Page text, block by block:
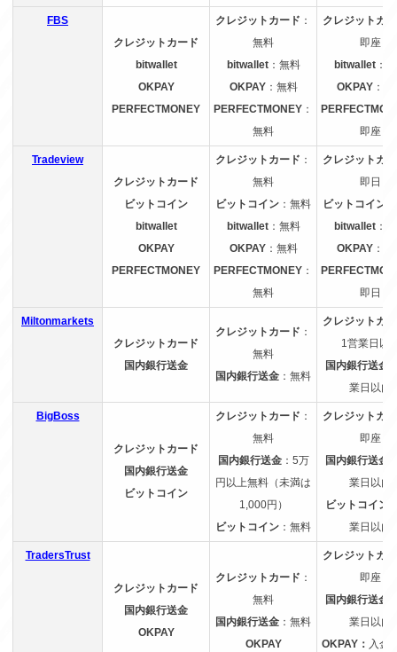
FBS
クレジットカード
bitwallet
OKPAY
PERFECTMONEY
クレジットカード ：
無料
bitwallet：無料
OKPAY：無料
PERFECTMONEY ：
無料
クレジットカ
即座
bitwallet：
OKPAY：即
即座
Tradeview
クレジットカード
ビットコイン
bitwallet
OKPAY
PERFECTMONEY
クレジットカード ：
無料
ビットコイン ：無料
bitwallet：無料
OKPAY：無料
PERFECTMONEY ：
無料
クレジットカ
即日
ビットコイン
bitwallet：
OKPAY：即
即日
Miltonmarkets
クレジットカード
国内銀行送金
クレジットカード ：
無料
国内銀行送金 ：無料
クレジットカ
1営業日以
国内銀行送金
業日以内
BigBoss
クレジットカード
国内銀行送金
ビットコイン
クレジットカード ：
無料
国内銀行送金：5万
円以上無料（未満は
1,000円）
ビットコイン ：無料
クレジットカ
即座
国内銀行送金
業日以内
ビットコイン
業日以内
TradersTrust
クレジットカード
国内銀行送金
OKPAY
クレジットカード ：
無料
国内銀行送金 ：無料
OKPAY
クレジットカ
即座
国内銀行送金
業日以内
OKPAY： 入金